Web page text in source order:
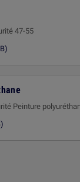
47-55
Peinture